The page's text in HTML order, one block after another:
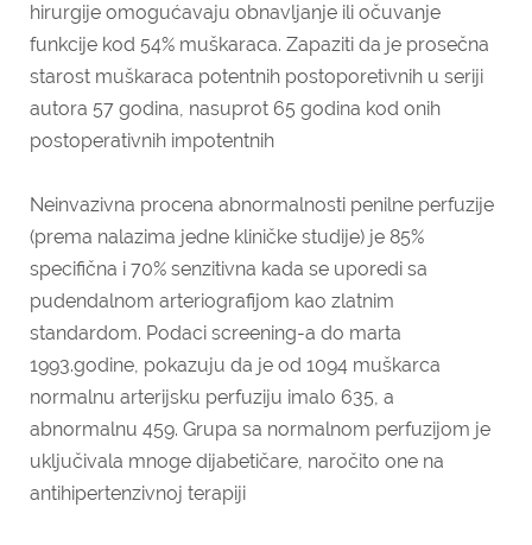
hirurgije omogućavaju obnavljanje ili očuvanje
funkcije kod 54% muškaraca. Zapaziti da je prosečna
starost muškaraca potentnih postoporetivnih u seriji
autora 57 godina, nasuprot 65 godina kod onih
postoperativnih impotentnih
Neinvazivna procena abnormalnosti penilne perfuzije
(prema nalazima jedne kliničke studije) je 85%
specifična i 70% senzitivna kada se uporedi sa
pudendalnom arteriografijom kao zlatnim
standardom. Podaci screening-a do marta
1993.godine, pokazuju da je od 1094 muškarca
normalnu arterijsku perfuziju imalo 635, a
abnormalnu 459. Grupa sa normalnom perfuzijom je
uključivala mnoge dijabetičare, naročito one na
antihipertenzivnoj terapiji